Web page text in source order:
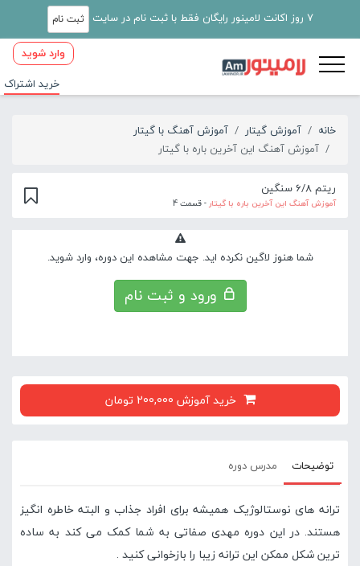
7 روز اکانت لامینور رایگان فقط با ثبت نام در سایت ثبت نام
وارد شوید
خرید اشتراک
خانه آموزش گیتار
آموزش آهنگ با گیتار
آموزش آهنگ این آخرین باره با گیتار
ریتم 6/8 سنگین
آموزش آهنگ این آخرین باره با گیتار - قسمت 4
شما هنوز لاگین نکرده اید. جهت مشاهده این دوره، وارد شوید.
ورود و ثبت نام
خرید آموزش 200,000 تومان
توضیحات مدرس دوره
ترانه های نوستالوژیک همیشه برای افراد جذاب و البته خاطره انگیز
هستند. در این دوره مهدی صفاتی به شما کمک می کند به ساده
ترین شکل ممکن این ترانه زیبا را بازخوانی کنید .